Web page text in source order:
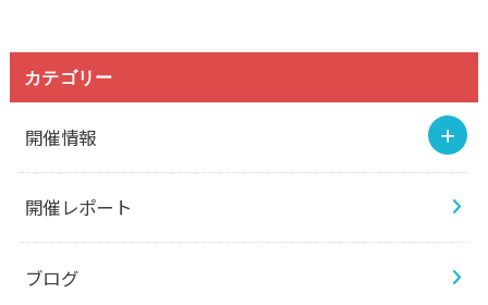
カテゴリー
開催情報
開催レポート
ブログ